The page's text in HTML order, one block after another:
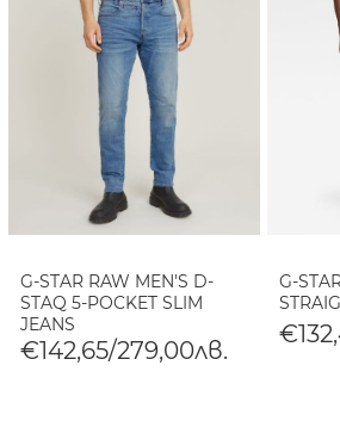
G-STAR RAW MEN'S D-
STAQ 5-POCKET SLIM
JEANS
€142,65/279,00лв.
G-